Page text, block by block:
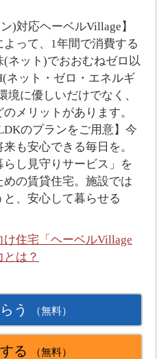
)対応ヘーベルVillage】
って、1年間で消費する
ネット)でおおむねゼロ以
ネット・ゼロ・エネルギ
に優しいだけでなく、
メリットがあります。
のプランをご用意】今
も安心できる毎日を。
らし見守りサービス」を
の賃貸住宅。施設では
、安心して暮らせる
住宅「ヘーベルVillage
とは？
う （無料）
る （無料）